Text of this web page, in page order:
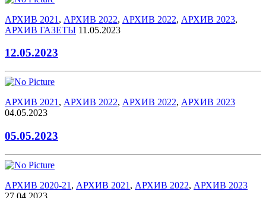
АРХИВ 2021 , АРХИВ 2022, АРХИВ 2022, АРХИВ 2023,
АРХИВ ГАЗЕТЫ 11.05.2023
12.05.2023
АРХИВ 2021 , АРХИВ 2022, АРХИВ 2022, АРХИВ 2023
04.05.2023
05.05.2023
АРХИВ 2020-21 , АРХИВ 2021 , АРХИВ 2022, АРХИВ 2023
27.04.2023